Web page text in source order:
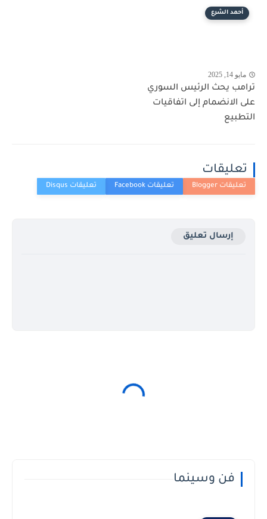
أحمد الشرع
مايو 14, 2025
ترامب يحث الرئيس السوري
على الانضمام إلى اتفاقيات
التطبيع
تعليقات
إرسال تعليق
فن وسينما